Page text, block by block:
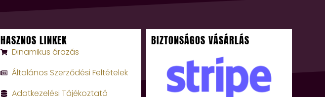
HASZNOS LINKEK
Dinamikus árazás
Általános Szerződési Feltételek
Adatkezelési Tájékoztató
BIZTONSÁGOS VÁSÁRLÁS